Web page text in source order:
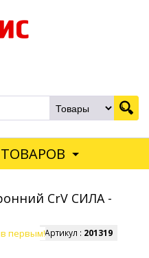
CrV СИЛА -
первым!Артикул : 201319